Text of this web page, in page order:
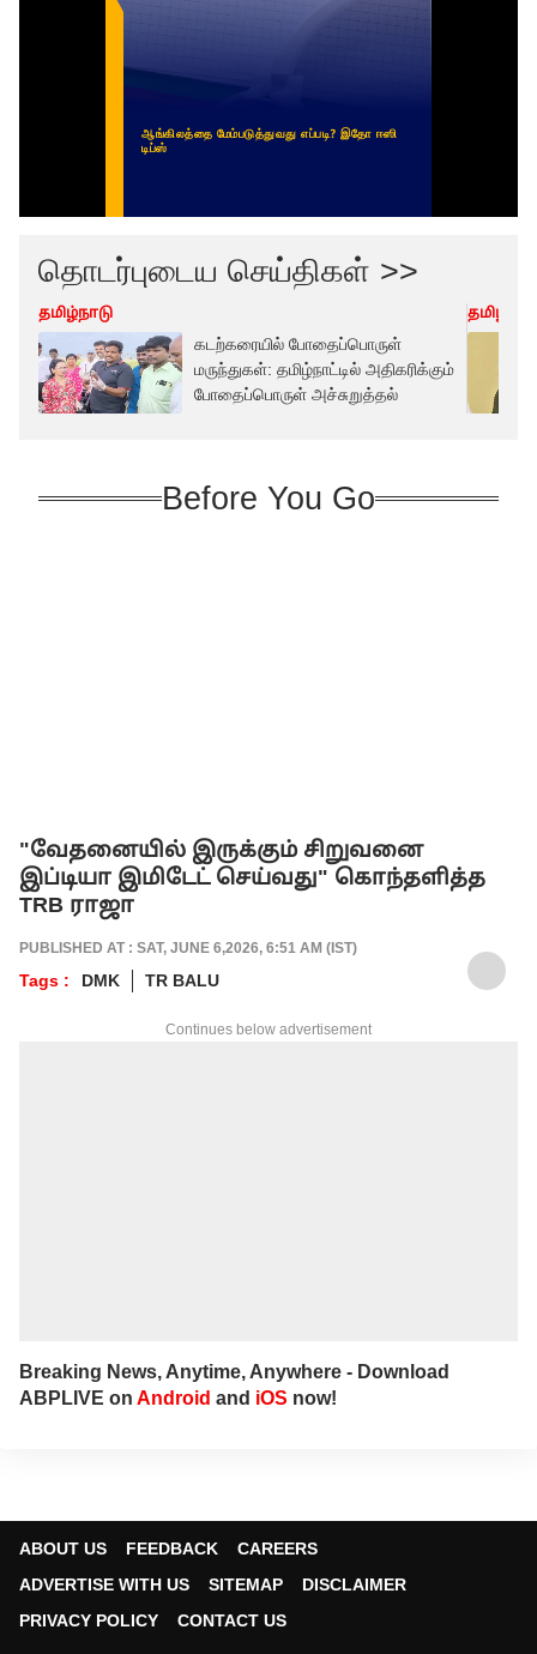
தொடர்புடைய செய்திகள் >>
தமிழ்நாடு
கடற்கரையில் போதைப்பொருள்
மருந்துகள்: தமிழ்நாட்டில் அதிகரிக்கும்
போதைப்பொருள் அச்சுறுத்தல்
Before You Go
"வேதனையில் இருக்கும் சிறுவனை
இப்டியா இமிடேட் செய்வது" கொந்தளித்த
TRB ராஜா
PUBLISHED AT : SAT, JUNE 6,2026, 6:51 AM (IST)
Tags : DMK TR BALU
Continues below advertisement
Breaking News, Anytime, Anywhere - Download
ABPLIVE on Android and iOS now!
ABOUT US FEEDBACK
CAREERS
ADVERTISE WITH US
SITEMAP
DISCLAIMER
PRIVACY POLICY
CONTACT US